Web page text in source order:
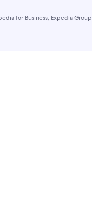
for Business, Expedia Group